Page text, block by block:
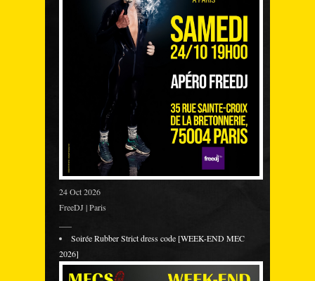
24 Oct 2026
FreeDJ | Paris
Soirée Rubber Strict dress code [WEEK-END MEC
2026]